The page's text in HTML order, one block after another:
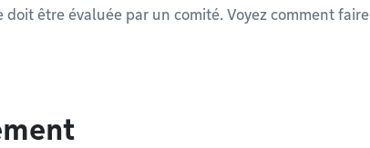
doit être évaluée par un comité. Voyez comment faire